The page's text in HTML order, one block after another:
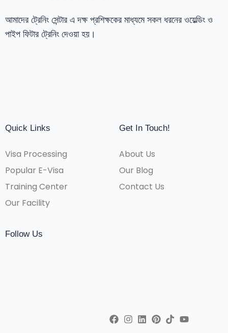
আমাদের ট্রেনিং সেন্টার এ দক্ষ প্রশিক্ষকের মাধ্যমে সকল ধরনের ওয়েল্ডিং ও
পাইপ ফিটার ট্রেনিং দেওয়া হয়।
Quick Links
Visa Processing
Popular E-Visa
Training Center
Our Facility
Get In Touch!
About Us
Our Blog
Contact Us
Follow Us